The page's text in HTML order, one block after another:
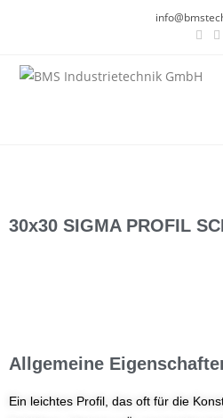
30x30 SIGMA PROFIL
Allgemeine
Ein leichtes Profil, das oft für die